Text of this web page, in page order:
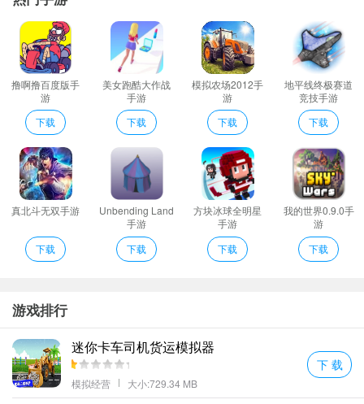
烹饪体验更佳。
4、在您的餐厅所在的区域建造一些建筑物这样人们就可以花更多的
钱购买美味的菜肴!
5、尽量善用食材有计划地做出美味的菜肴；
放置厨神推荐理由
精致唯美的游戏画面经典卡通的游戏主题带来全新不一样的模拟经
营游戏体验;
升级店铺制作更多新食材来吸引客户。
烹饪令人垂涎欲滴的模拟游戏菜谱与点击游戏食谱将满足你的饥饿
感新的闲置点击器口味！
开放更多的食谱玩家可以学习更多的菜谱来烹饪食物还可以自己开
发新的食物；
厨师学院的场景非常逼真玩家可以真实感受到烹饪的乐趣；
包含了众多不同口味的美食菜单可以让玩家来进行尝试带给游戏更
多的期待感。
多种不同的厨具食材和食谱丰富多样的体验；
轻松舒适的背景音乐和音效放松你的心情。
撸啊撸百度版手
游
下载
美女跑酷大作战
手游
下载
模拟农场2012手
游
下载
地平线终极赛道
竞技手游
下载
真北斗无双手游
下载
Unbending Land
手游
下载
方块冰球全明星
手游
下载
我的世界0.9.0手
游
下载
游戏排行
迷你卡车司机货运模拟器
模拟经营 大小:729.34 MB
下 载